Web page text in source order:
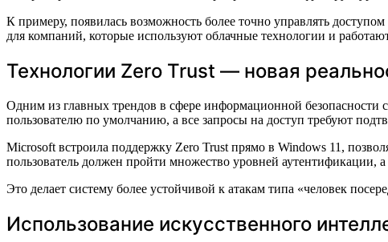
К примеру, появилась возможность более точно управлять
для компаний, которые используют облачные технологии и
Технологии Zero Trust — новая
Одним из главных трендов в сфере информационной безопасности
пользователю по умолчанию, а все запросы на доступ требуют
Microsoft встроила поддержку Zero Trust прямо в Windows 11,
пользователь должен пройти множество уровней аутентификации,
Это делает систему более устойчивой к атакам типа «человек
Использование искусственного